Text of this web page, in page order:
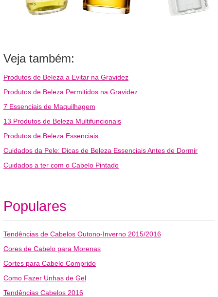
Veja também:
Produtos de Beleza a Evitar na Gravidez
Produtos de Beleza Permitidos na Gravidez
7 Essenciais de Maquilhagem
13 Produtos de Beleza Multifuncionais
Produtos de Beleza Essenciais
Cuidados da Pele: Dicas de Beleza Essenciais Antes de Dormir
Cuidados a ter com o Cabelo Pintado
Populares
Tendências de Cabelos Outono-Inverno 2015/2016
Cores de Cabelo para Morenas
Cortes para Cabelo Comprido
Como Fazer Unhas de Gel
Tendências Cabelos 2016